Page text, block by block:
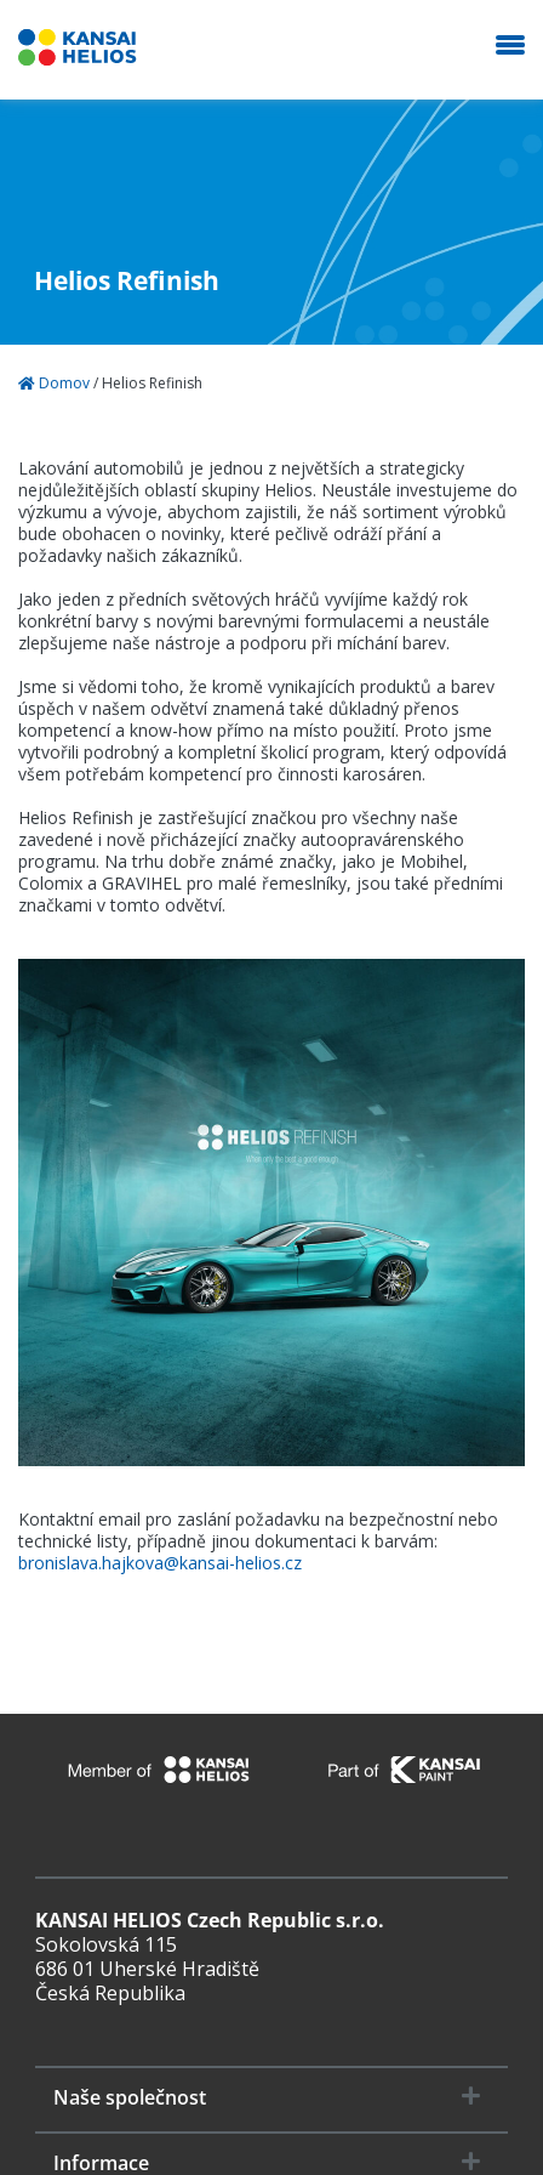
Helios Refinish
Domov/ Helios Refinish
Lakování automobilů je jednou z největších a strategicky
nejdůležitějších oblastí skupiny Helios. Neustále investujeme do
výzkumu a vývoje, abychom zajistili, že náš sortiment výrobků
bude obohacen o novinky, které pečlivě odráží přání a
požadavky našich zákazníků.
Jako jeden z předních světových hráčů vyvíjíme každý rok
konkrétní barvy s novými barevnými formulacemi a neustále
zlepšujeme naše nástroje a podporu při míchání barev.
Jsme si vědomi toho, že kromě vynikajících produktů a barev
úspěch v našem odvětví znamená také důkladný přenos
kompetencí a know-how přímo na místo použití. Proto jsme
vytvořili podrobný a kompletní školicí program, který odpovídá
všem potřebám kompetencí pro činnosti karosáren.
Helios Refinish je zastřešující značkou pro všechny naše
zavedené i nově přicházející značky autoopravárenského
programu. Na trhu dobře známé značky, jako je Mobihel,
Colomix a GRAVIHEL pro malé řemeslníky, jsou také předními
značkami v tomto odvětví.
Kontaktní email pro zaslání požadavku na bezpečnostní nebo
technické listy, případně jinou dokumentaci k barvám:
bronislava.hajkova@kansai-helios.cz
KANSAI HELIOS Czech Republic s.r.o.
Sokolovská 115
686 01 Uherské Hradiště
Česká Republika
Naše společnost
Informace
Naše společnost
Prodejna
Aktuality
Kontakty
KANSAI HELIOS CZ s.r.o.
Sokolovská 115
Česká Republika